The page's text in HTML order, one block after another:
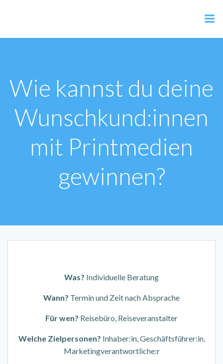
Wie kannst du deine
Wunschkund:innen
mit Printmedien
gewinnen?
Was? Individuelle Beratung
Wann? Termin und Zeit nach Absprache
Für wen? Reisebüro, Reiseveranstalter
Welche Zielpersonen? Inhaber:in, Geschäftsführer:in,
Marketingverantwortliche:r